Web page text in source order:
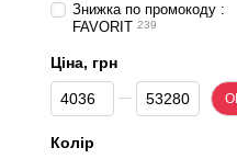
Знижка по промокоду :
FAVORIT 239
Ціна, грн
Від Ціна, грн
До Ціна, грн
Колір